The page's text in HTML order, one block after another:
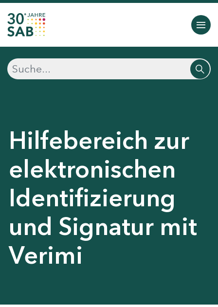
Hilfebereich zur
elektronischen
Identifizierung
und Signatur mit
Verimi